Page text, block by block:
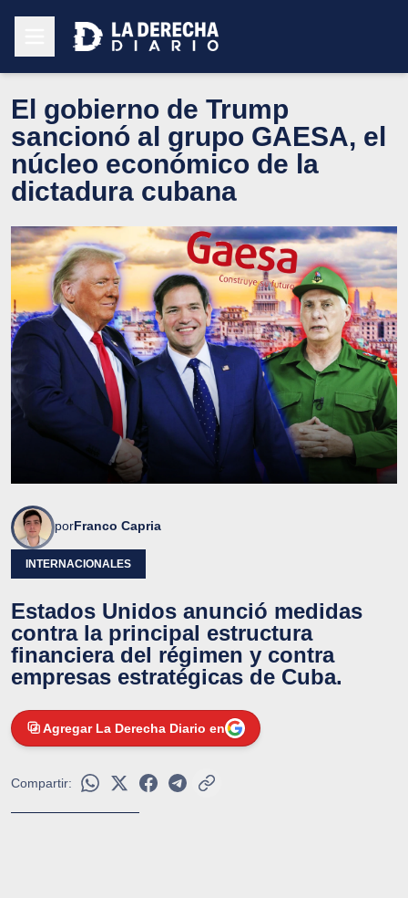
El gobierno de Trump
sancionó al grupo GAESA, el
núcleo económico de la
dictadura cubana
porFranco Capria
INTERNACIONALES
Estados Unidos anunció medidas
contra la principal estructura
financiera del régimen y contra
empresas estratégicas de Cuba.
Agregar La Derecha Diario en
Compartir: